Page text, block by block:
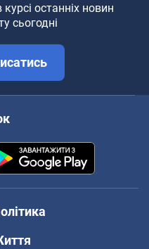
останніх новин
сьогодні